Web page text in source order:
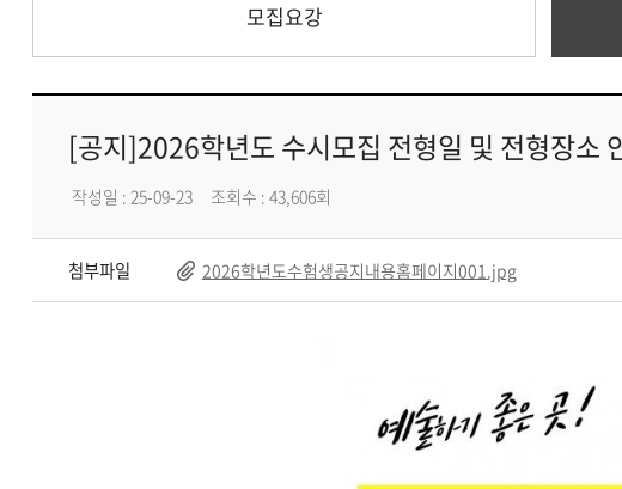
모집요강
[공지]2026학년도 수시모집 전형일 및 전형장소
작성일 : 25-09-23 조회수 : 43,606회
첨부파일 2026학년도수험생공지내용홈페이지001.jpg